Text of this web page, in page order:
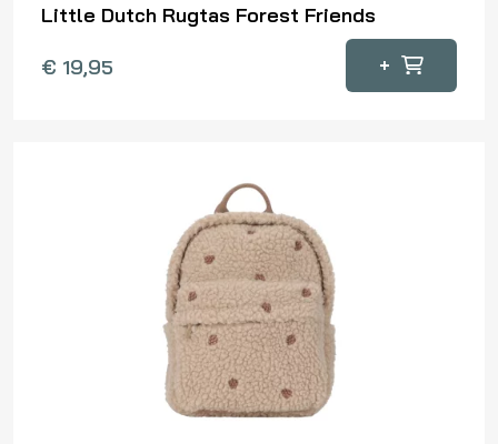
Little Dutch Rugtas Forest Friends
€ 19,95 +